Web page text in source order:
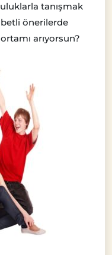
tanışmak
önerilerde
arıyorsun?